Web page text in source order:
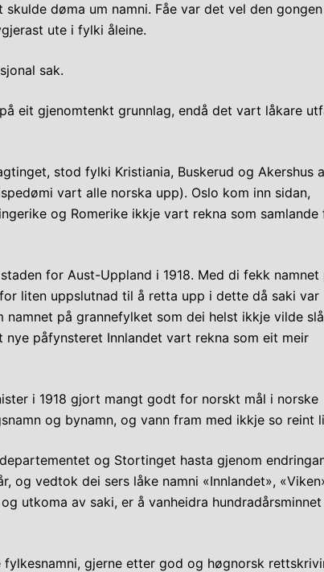
døma um namni. Fåe var det vel den gongen
ute i fylki åleine.
sak.
eit gjenomtenkt grunnlag, endå det vart låkare
stod fylki Kristiania, Buskerud og Akershus
vart alle norska upp). Oslo kom inn sidan,
og Romerike ikkje vart rekna som samlande
for Aust-Uppland i 1918. Med di fekk namnet
liten uppslutnad til å retta upp i dette då saki var
på grannefylket som dei helst ikkje vilde slå
påfynsteret Innlandet vart rekna som eit meir
i 1918 gjort mangt godt for norskt mål i norske
og bynamn, og vann fram med ikkje so reint
og Stortinget hasta gjenom
og vedtok dei sers låke namni «Innlandet»,
utkoma av saki, er å vanheidra hundradårsminnet
gjerne etter god og høgnorsk